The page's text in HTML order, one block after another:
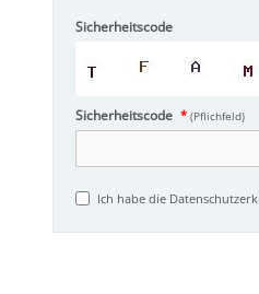
Sicherheitscode
Sicherheitscode * (Pflichfeld)
Ich habe die